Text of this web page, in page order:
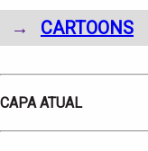
→ CARTOONS
CAPA ATUAL